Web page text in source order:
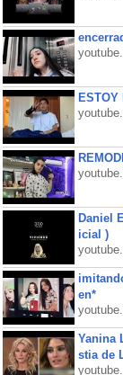
ESTOY
Daniel
icial )
en*
Yanina
stia de